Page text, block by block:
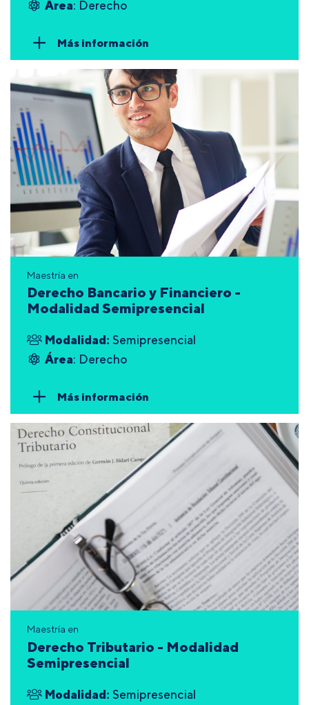
Área: Derecho
Más información
Maestría en
Derecho Bancario y Financiero -
Modalidad Semipresencial
Modalidad: Semipresencial
Área: Derecho
Más información
Maestría en
Derecho Tributario - Modalidad
Semipresencial
Modalidad: Semipresencial